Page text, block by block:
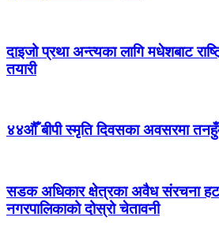
दाइजो प्रथा अन्त्यका लागि मधेशबाट
तयारी
४४औँ बीपी स्मृति दिवसका अवसरमा
सडक अधिकार क्षेत्रका अवैध संरचना
नगरपालिकाको दोस्रो चेतावनी